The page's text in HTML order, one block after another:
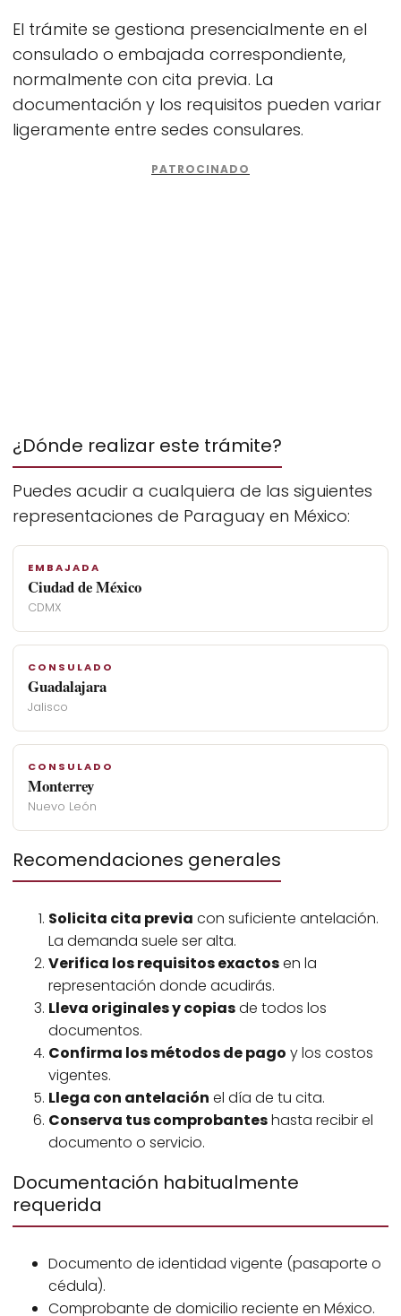
El trámite se gestiona presencialmente en el
consulado o embajada correspondiente,
normalmente con cita previa. La
documentación y los requisitos pueden variar
ligeramente entre sedes consulares.
¿Dónde realizar este trámite?
Puedes acudir a cualquiera de las siguientes
representaciones de Paraguay en México:
EMBAJADA
Ciudad de México
CDMX
CONSULADO
Guadalajara
Jalisco
CONSULADO
Monterrey
Nuevo León
Recomendaciones generales
Solicita cita previa con suficiente antelación.
La demanda suele ser alta.
Verifica los requisitos exactosen la
representación donde acudirás.
Lleva originales y copiasde todos los
documentos.
Confirma los métodos de pago y los costos
vigentes.
Llega con antelación el día de tu cita.
Conserva tus comprobanteshasta recibir el
documento o servicio.
Documentación habitualmente
requerida
Documento de identidad vigente (pasaporte o
cédula).
Comprobante de domicilio reciente en México.